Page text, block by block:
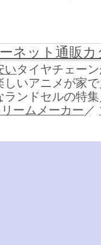
ネット通販
いタイヤチェー
しいアニメが家
ランドセルの特
ームメーカー ／